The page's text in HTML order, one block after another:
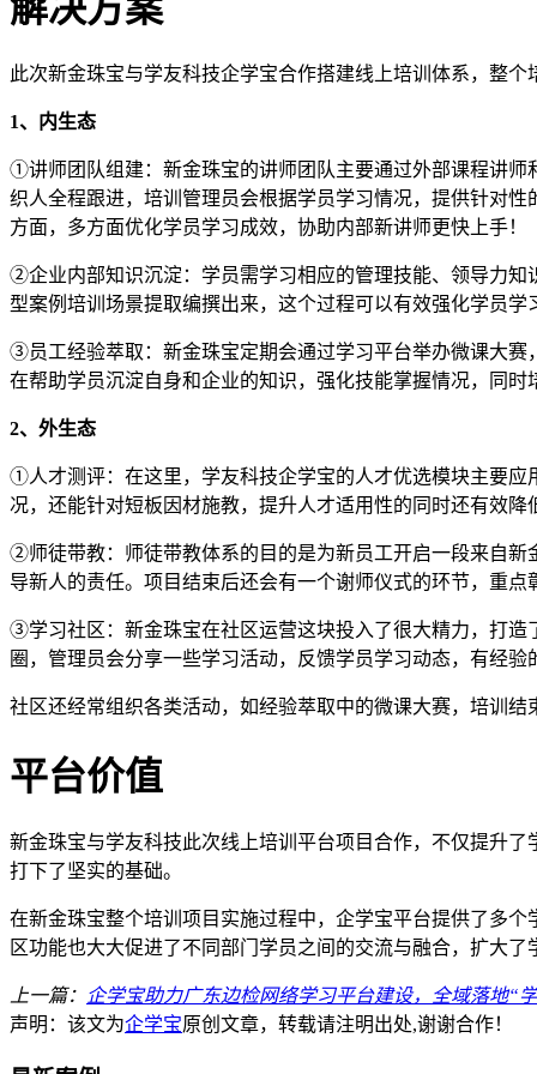
此次新金珠宝与学友科技企学宝合作搭建线上培训体系，整
1、内生态
①讲师团队组建：新金珠宝的讲师团队主要通过外部课程讲
织人全程跟进，培训管理员会根据学员学习情况，提供针对
方面，多方面优化学员学习成效，协助内部新讲师更快上手
②企业内部知识沉淀：学员需学习相应的管理技能、领导力
型案例培训场景提取编撰出来，这个过程可以有效强化学员
③员工经验萃取：新金珠宝定期会通过学习平台举办微课大
在帮助学员沉淀自身和企业的知识，强化技能掌握情况，同
2、外生态
①人才测评：在这里，学友科技企学宝的人才优选模块主要
况，还能针对短板因材施教，提升人才适用性的同时还有效降
②师徒带教：师徒带教体系的目的是为新员工开启一段来自
导新人的责任。项目结束后还会有一个谢师仪式的环节，重
③学习社区：新金珠宝在社区运营这块投入了很大精力，打
圈，管理员会分享一些学习活动，反馈学员学习动态，有经
社区还经常组织各类活动，如经验萃取中的微课大赛，培训
平台价值
新金珠宝与学友科技此次线上培训平台项目合作，不仅提升
打下了坚实的基础。
在新金珠宝整个培训项目实施过程中，企学宝平台提供了多
区功能也大大促进了不同部门学员之间的交流与融合，扩大
上一篇： 企学宝助力广东边检网络学习平台建设，全域落地“
声明：该文为企学宝原创文章，转载请注明出处,谢谢合作！